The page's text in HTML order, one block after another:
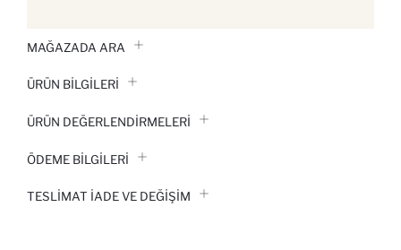
MAĞAZADA ARA
ÜRÜN BILGILERI
ÜRÜN DEĞERLENDİRMELERİ
ÖDEME BİLGİLERİ
TESLIMAT İADE VE DEĞIŞIM